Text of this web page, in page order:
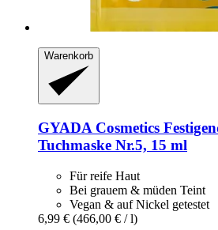
Warenkorb
GYADA Cosmetics
Tuchmaske Nr.5, 15 ml
Für reife Haut
Bei grauem & müden Teint
Vegan & auf Nickel getestet
6,99 € (466,00 € / l)